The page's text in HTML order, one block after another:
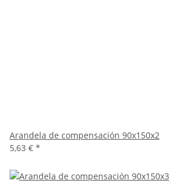
Arandela de compensación 90x150x2
5,63 € *